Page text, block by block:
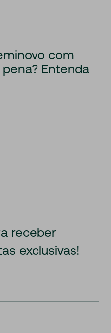
com
Entenda
receber
exclusivas!